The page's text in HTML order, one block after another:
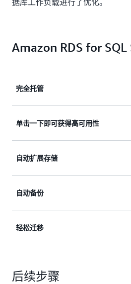
据库工作负载进行了优化。
Amazon RDS for
完全托管
Database Service（RDS）完全
心硬件预置、软件修补、设置
单击一下即可获得高可用性
在不同可用区中同步复制数据
您的数据库将会自动故障转移
自动扩展存储
小，而无需停机。使用 RDS
您只需设置所需的存储上限，
自动备份
备份。Amazon RDS 会创建实
建数据库实例的自动备份。
轻松迁移
SQL Server 数据库发布向导、
后续步骤